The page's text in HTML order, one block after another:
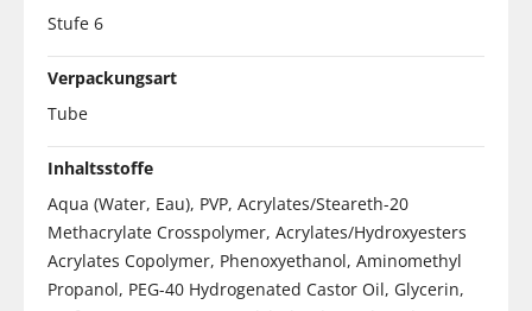
Stufe 6
Verpackungsart
Tube
Inhaltsstoffe
Aqua (Water, Eau), PVP, Acrylates/Steareth-20
Methacrylate Crosspolymer, Acrylates/Hydroxyesters
Acrylates Copolymer, Phenoxyethanol, Aminomethyl
Propanol, PEG-40 Hydrogenated Castor Oil, Glycerin,